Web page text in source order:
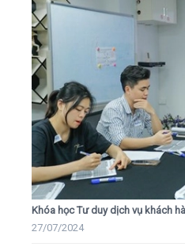
Khóa học Tư duy dịch vụ khách
27/07/2024